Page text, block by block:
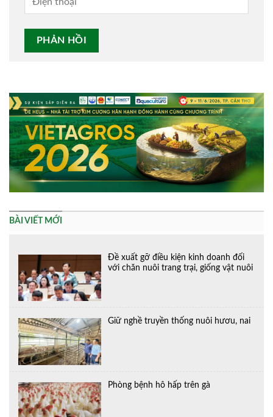
BÀI VIẾT MỚI
Đề xuất gỡ điều kiện kinh doanh đối
với chăn nuôi trang trại, giống vật nuôi
Giữ nghề truyền thống nuôi hươu, nai
Phòng bệnh hô hấp trên gà